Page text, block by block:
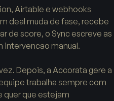
Airtable e webhooks
deal muda de fase, recebe
de score, o Sync escreve as
intervencao manual.
Depois, a Accorata gere a
trabalha sempre com
quer que estejam